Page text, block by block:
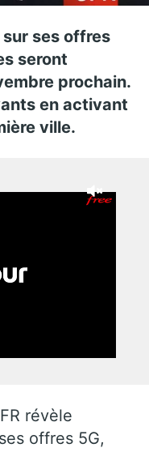
sur ses offres
seront
prochain.
en activant
ville.
révèle
offres 5G,